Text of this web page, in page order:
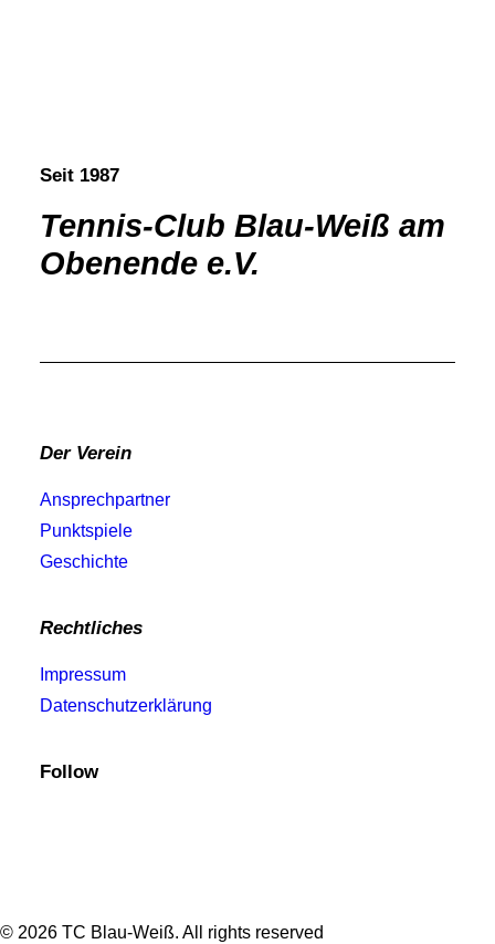
Seit 1987
Tennis-Club Blau-Weiß am
Obenende e.V.
Der Verein
Ansprechpartner
Punktspiele
Geschichte
Rechtliches
Impressum
Datenschutzerklärung
Follow
© 2026 TC Blau-Weiß. All rights reserved